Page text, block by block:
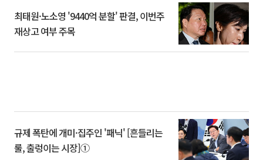
최태원·노소영 '9440억 분할' 판결, 이번주
재상고 여부 주목
규제 폭탄에 개미·집주인 '패닉' [흔들리는
룰, 출렁이는 시장]①